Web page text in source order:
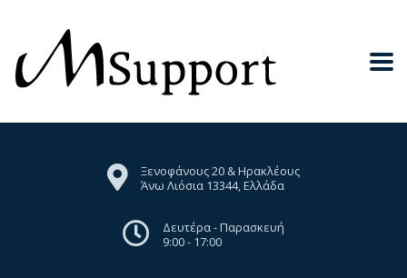
Ξενοφάνους 20 & Ηρακλέους
Άνω Λιόσια 13344, Ελλάδα
Δευτέρα - Παρασκευή
9:00 - 17:00